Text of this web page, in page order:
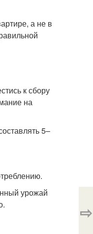
а не в
к сбору
на
5–
урожай
⇨